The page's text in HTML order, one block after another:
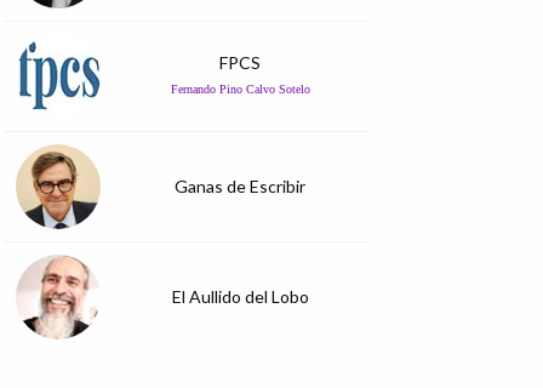
FPCS
Fernando Pino Calvo Sotelo
Ganas de Escribir
El Aullido del Lobo